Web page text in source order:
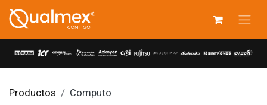
Productos Computo